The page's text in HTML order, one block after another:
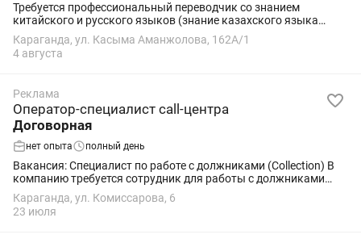
Требуется профессиональный переводчик со знанием
китайского и русского языков (знание казахского языка
будет большим преимуществом) для работы на
промышленных объектах. Направления: пусконаладочные...
Караганда, ул. Касыма Аманжолова, 162А/1
4 августа
Реклама
Оператор-специалист call-центра
Договорная
нет опыта полный день
Вакансия: Специалист по работе с должниками (Collection) В
компанию требуется сотрудник для работы с должниками
банка Kaspi Bank. Обязанности: •Обзвон клиентов
•Предоставление графика погашения...
Караганда, ул. Комиссарова, 6
23 июля